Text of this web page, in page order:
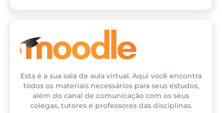
Esta é a sua sala de aula virtual. Aqui você encontra
todos os materiais necessários para seus estudos,
além do canal de comunicação com os seus
colegas, tutores e professores das disciplinas.